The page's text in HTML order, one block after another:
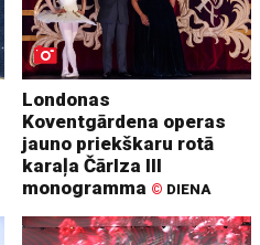
Londonas
Koventgārdena operas
jauno priekškaru rotā
karaļa Čārlza III
monogramma © DIENA